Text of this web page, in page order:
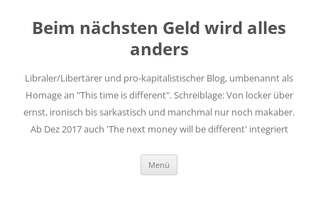
springen
Beim nächsten Geld wird alles
anders
Libraler/Libertärer und pro-kapitalistischer Blog, umbenannt als
Homage an "This time is different". Schreiblage: Von locker über
ernst, ironisch bis sarkastisch und manchmal nur noch makaber.
Ab Dez 2017 auch 'The next money will be different' integriert
Menü